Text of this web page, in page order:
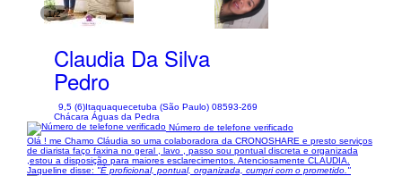
1/2
Claudia Da Silva
Pedro
9,5 (6)Itaquaquecetuba (São Paulo) 08593-269
Chácara Águas da Pedra
Número de telefone verificado
Olá ! me Chamo Cláudia so uma colaboradora da CRONOSHARE e presto serviços
de diarista faço faxina no geral , lavo , passo sou pontual discreta e organizada
,estou a disposição para maiores esclarecimentos. Atenciosamente CLAUDIA.
Jaqueline disse: "É proficional, pontual, organizada, cumpri com o prometido."